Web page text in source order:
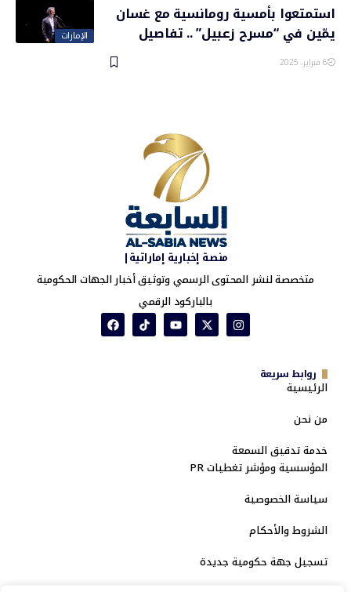
الإمارات
استمتعوا بأمسية رومانسية مع غسان
يمّين في “مسرح زعبيل” .. تفاصيل
6 فبراير، 2025
منصة إخبارية إماراتية|
متخصصة لنشر المحتوى الرسمي وتوثيق أخبار الجهات الحكومية
بالباركود الرقمي
روابط سريعة
الرئيسية
من نحن
خدمة تدقيق السمعة
المؤسسية ومؤشر تغطيات PR
سياسة الخصوصية
الشروط والأحكام
تسجيل جهة حكومية جديدة